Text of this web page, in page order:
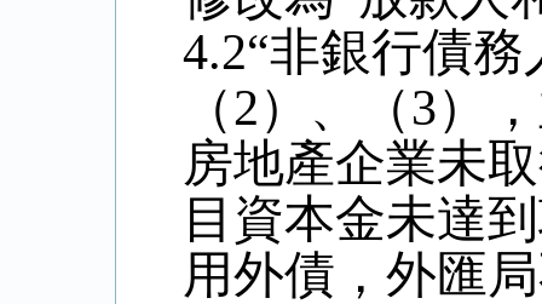
4.2“非銀行債
（2）、（3）
房地產企業未
目資本金未達
用外債，外匯